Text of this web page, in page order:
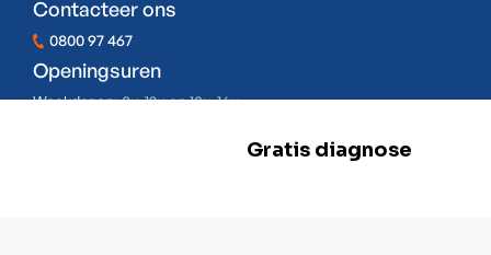
Contacteer ons
0800 97 467
Openingsuren
Weekdagen:8u-12u en 13u-16u